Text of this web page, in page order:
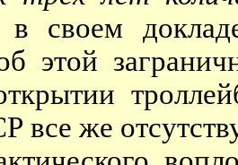
своем
этой
все же